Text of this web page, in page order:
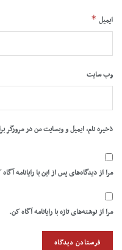
ایمیل *
وب‌ سایت
ذخیره نام، ایمیل و وبسایت من در مرورگر
مرا از دیدگاه‌های پس از این با رایانامه
مرا از نوشته‌های تازه با رایانامه آگاه کن.